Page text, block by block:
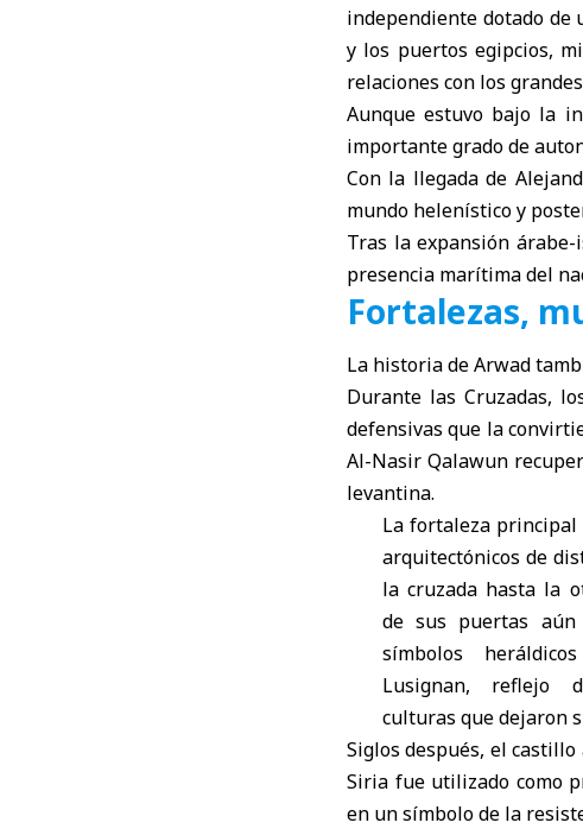
independiente dotado de
y los puertos egipcios,
relaciones con los
Aunque estuvo bajo la
importante grado de
Con la llegada de
mundo helenístico y
Tras la expansión
presencia marítima del
Fortalezas,
La historia de Arwad
Durante las Cruzadas,
defensivas que la
Al-Nasir Qalawun
levantina.
La fortaleza principal
arquitectónicos de
la cruzada hasta la
de sus puertas aún
símbolos
Lusignan, reflejo
culturas que dejaron
Siglos después, el
Siria fue utilizado como
en un símbolo de la